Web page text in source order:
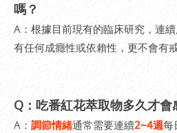
嗎？
A：根據目前現有的臨床研究，連
有任何成癮性或依賴性，更不會有
Q：吃番紅花萃取物多久才會
A： 調節情緒通常需要連續2~4週每